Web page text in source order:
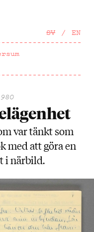
SV EN
var tänkt som
med att göra en
i närbild.